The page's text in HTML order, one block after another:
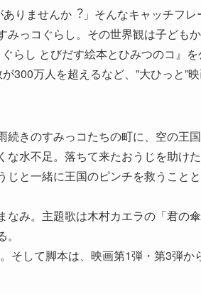
ありませんか︖」そんなキャッチフ
っコぐらし。その世界観は⼦ども
らし とびだす絵本とひみつのコ』
300万⼈を超えるなど、”⼤ひっと”
きのすみっコたちの町に、空の王
⽔不⾜。落ちて来たおうじを助け
と一緒に王国のピンチを救うことと
み。主題歌は⽊村カエラの「君の
そして脚本は、映画第1弾・第3弾か